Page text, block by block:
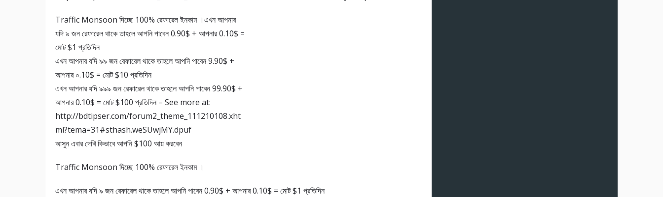
Traffic Monsoon দিচ্ছে 100% রেফারেল ইনকাম ।এখন আপনার
যদি ৯ জন রেফারেল থাকে তাহলে আপনি পাবেন 0.90$ + আপনার 0.10$ =
মোট $1 প্রতিদিন
এখন আপনার যদি ৯৯ জন রেফারেল থাকে তাহলে আপনি পাবেন 9.90$ +
আপনার ০.10$ = মোট $10 প্রতিদিন
এখন আপনার যদি ৯৯৯ জন রেফারেল থাকে তাহলে আপনি পাবেন 99.90$ +
আপনার 0.10$ = মোট $100 প্রতিদিন – See more at:
http://bdtipser.com/forum2_theme_111210108.xht
ml?tema=31#sthash.weSUwjMY.dpuf
আসুন এবার দেখি কিভাবে আপনি $100 আয় করবেন
Traffic Monsoon দিচ্ছে 100% রেফারেল ইনকাম ।
এখন আপনার যদি ৯ জন রেফারেল থাকে তাহলে আপনি পাবেন 0.90$ + আপনার 0.10$ = মোট $1 প্রতিদিন